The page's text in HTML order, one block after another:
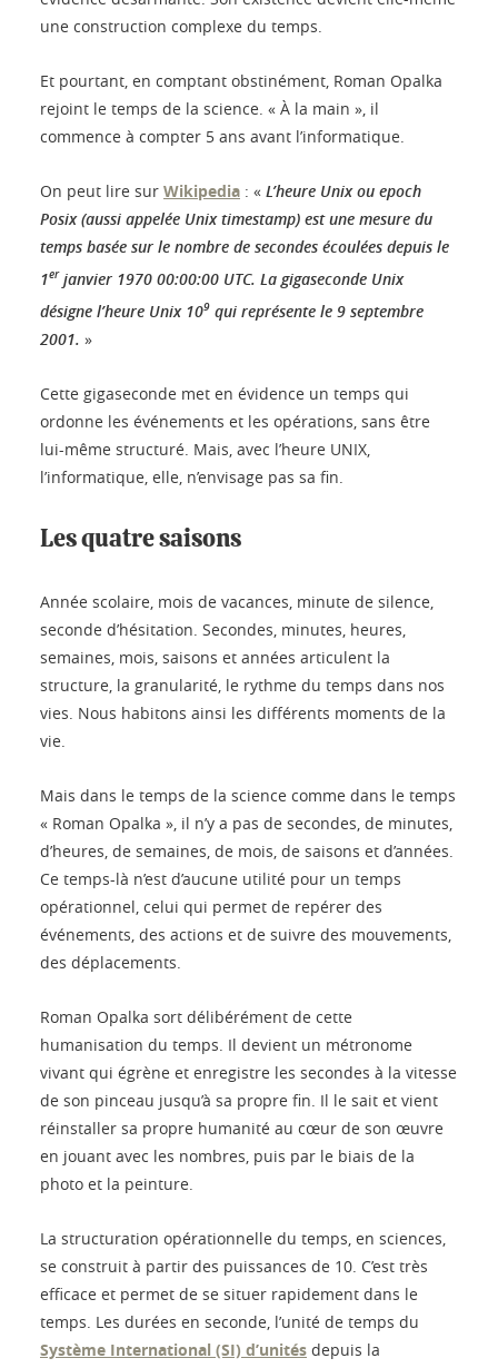
une construction complexe du temps.
Et pourtant, en comptant obstinément, Roman Opalka
rejoint le temps de la science. « À la main », il
commence à compter 5 ans avant l’informatique.
On peut lire sur Wikipedia : « L’heure Unix ou epoch
Posix (aussi appelée Unix timestamp) est une mesure du
temps basée sur le nombre de secondes écoulées depuis le
1erjanvier 1970 00:00:00 UTC. La gigaseconde Unix
désigne l’heure Unix 109 qui représente le 9 septembre
2001. »
Cette gigaseconde met en évidence un temps qui
ordonne les événements et les opérations, sans être
lui-même structuré. Mais, avec l’heure UNIX,
l’informatique, elle, n’envisage pas sa fin.
Les quatre saisons
Année scolaire, mois de vacances, minute de silence,
seconde d’hésitation. Secondes, minutes, heures,
semaines, mois, saisons et années articulent la
structure, la granularité, le rythme du temps dans nos
vies. Nous habitons ainsi les différents moments de la
vie.
Mais dans le temps de la science comme dans le temps
« Roman Opalka », il n’y a pas de secondes, de minutes,
d’heures, de semaines, de mois, de saisons et d’années.
Ce temps-là n’est d’aucune utilité pour un temps
opérationnel, celui qui permet de repérer des
événements, des actions et de suivre des mouvements,
des déplacements.
Roman Opalka sort délibérément de cette
humanisation du temps. Il devient un métronome
vivant qui égrène et enregistre les secondes à la vitesse
de son pinceau jusqu’à sa propre fin. Il le sait et vient
réinstaller sa propre humanité au cœur de son œuvre
en jouant avec les nombres, puis par le biais de la
photo et la peinture.
La structuration opérationnelle du temps, en sciences,
se construit à partir des puissances de 10. C’est très
efficace et permet de se situer rapidement dans le
temps. Les durées en seconde, l’unité de temps du
Système International (SI) d’unités depuis la